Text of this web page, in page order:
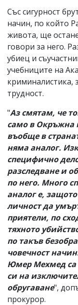
Със сигурност
начин, по който
живота, ще
говори за него.
убиец и
учебниците на
криминалистика,
трудност.
"Аз смятам, че
само в Окръжна
въобще в
няма аналог.
специфично
разследване и
по него. Много
аналог е,
личност да
приятели, по
тяхното
по такъв
човечност
Юмер Мехмед са
си на
обругаване",
прокурор.